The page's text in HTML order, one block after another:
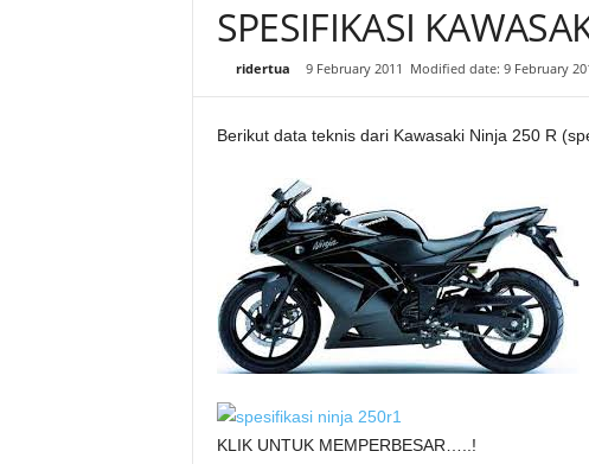
d
r
u
a
.
o
SPESIFIKASI
ridertua 9 February 2011 Modified date: 9 February
Berikut data teknis dari Kawasaki Ninja 250 R
KLIK UNTUK MEMPERBESAR…..!